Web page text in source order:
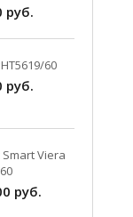
руб.
60
руб.
Viera
руб.